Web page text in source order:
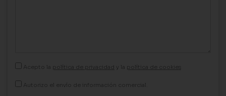
Acepto la política de privacidad y la política de cookies
Autorizo el envío de información comercial.